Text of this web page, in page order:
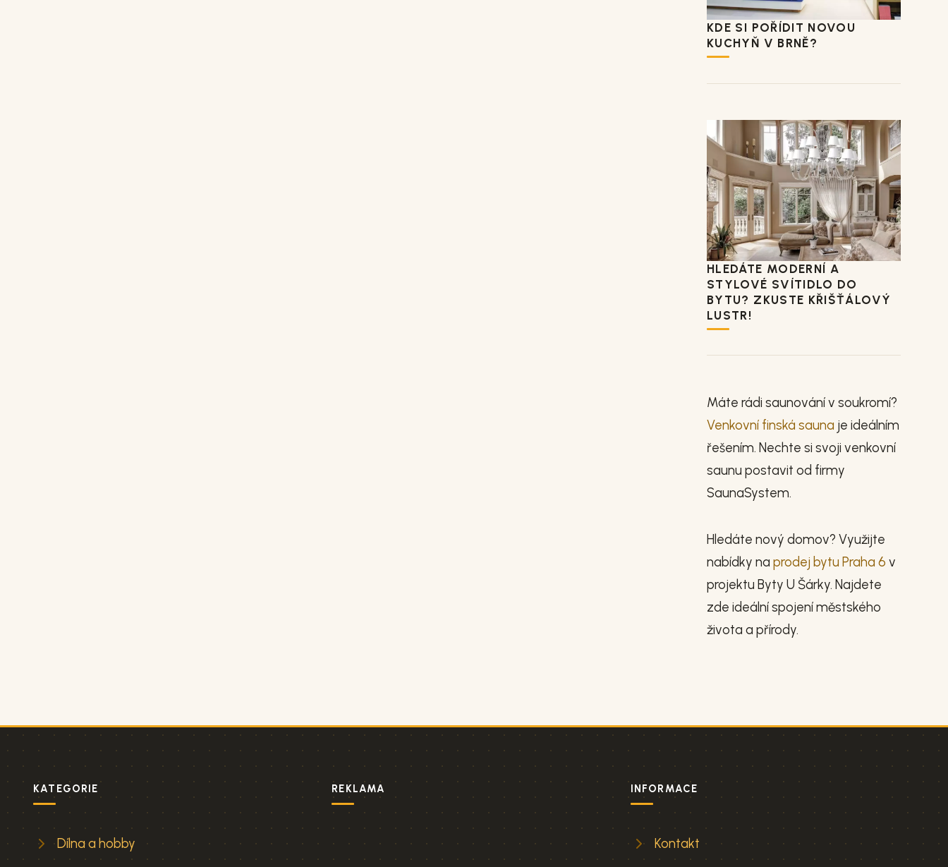
KDE SI POŘÍDIT NOVOU
KUCHYŇ V BRNĚ?
HLEDÁTE MODERNÍ A
STYLOVÉ SVÍTIDLO DO
BYTU? ZKUSTE KŘIŠŤÁLOVÝ
LUSTR!
Máte rádi saunování v soukromí?
Venkovní finská sauna je ideálním
řešením. Nechte si svoji venkovní
saunu postavit od firmy
SaunaSystem.
Hledáte nový domov? Využijte
nabídky na prodej bytu Praha 6 v
projektu Byty U Šárky. Najdete
zde ideální spojení městského
života a přírody.
KATEGORIE
Dílna a hobby
REKLAMA INFORMACE
Kontakt